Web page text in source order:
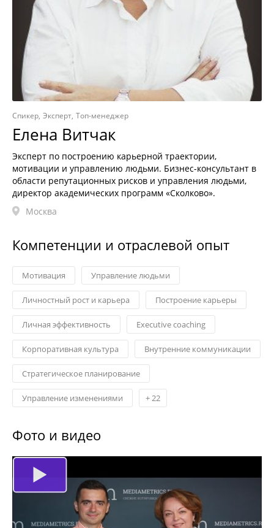
Спикер Эксперт Топ-менеджер
Елена Витчак
Эксперт по построению карьерной траектории,
мотивации и управлению людьми. Бизнес-консультант в
области репутационных рисков и управления людьми,
директор академических программ «Сколково».
Москва
Компетенции и отраслевой опыт
Мотивация Управление людьми
Личностный рост и карьера Построение карьеры
Личная эффективность Еxecutive coaching
Корпоративная культура Внутренние коммуникации
Стратегическое планирование
Управление изменениями +22
Фото и видео